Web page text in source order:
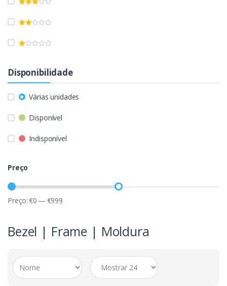
Disponibilidade
Várias unidades
Disponível
Indisponível
Preço
Preço:€0 — €999
Bezel | Frame | Moldura